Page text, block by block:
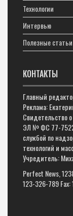
Технологии
Интервью
Полезные статьи
КОНТАКТЫ
Главный
Реклама:
Свидетельство
ЭЛ № ФС 77-
службой по
технологий и
Учредитель:
Perfect News,
123-326-789